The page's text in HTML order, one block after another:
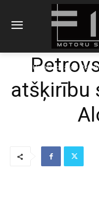
Uncategorized
atšķirību